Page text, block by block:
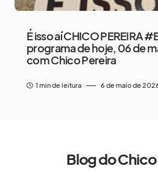
É isso aí CHICO PEREIRA
programa de hoje, 06 de
com Chico Pereira
1 min de leitura 6 de maio de
Blog do